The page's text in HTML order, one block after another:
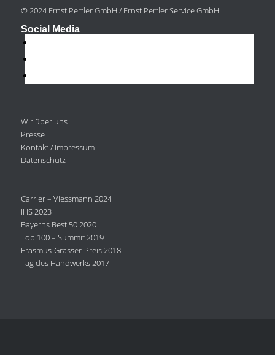
© 2024 Ernst Pertler GmbH / Ernst Pertler Service GmbH
Social Media
Wir über uns
Presse
Kontakt / Impressum
Datenschutz
Carrier – Viessmann 2024
IHS 2023
Bayerns Best 50 2020
Top 100 – Summit 2019
Erasmus-Grasser-Preis 2018
Tag des Handwerks 2017